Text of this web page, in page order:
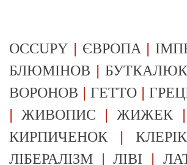
OCCUPY | ЄВРОПА |
БЛЮМІНОВ | БУТКАЛЮК
ВОРОНОВ |ГЕТТО |
|ЖИВОПИС |ЖИЖЕК |
КИРПИЧЕНОК |
ЛІБЕРАЛІЗМ |ЛІВІ |